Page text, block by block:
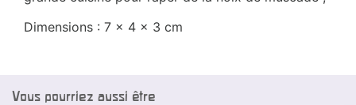
Dimensions : 7 x 4 x 3 cm
Vous pourriez aussi être